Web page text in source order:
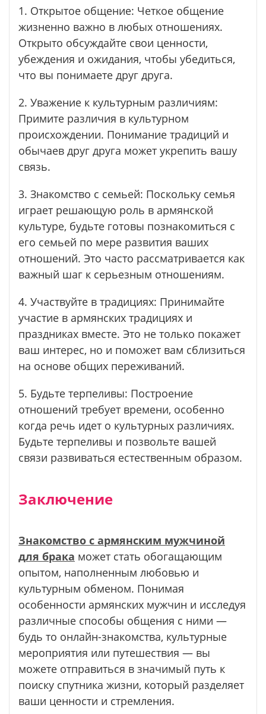
1. Открытое общение: Четкое общение
жизненно важно в любых отношениях.
Открыто обсуждайте свои ценности,
убеждения и ожидания, чтобы убедиться,
что вы понимаете друг друга.
2. Уважение к культурным различиям:
Примите различия в культурном
происхождении. Понимание традиций и
обычаев друг друга может укрепить вашу
связь.
3. Знакомство с семьей: Поскольку семья
играет решающую роль в армянской
культуре, будьте готовы познакомиться с
его семьей по мере развития ваших
отношений. Это часто рассматривается как
важный шаг к серьезным отношениям.
4. Участвуйте в традициях: Принимайте
участие в армянских традициях и
праздниках вместе. Это не только покажет
ваш интерес, но и поможет вам сблизиться
на основе общих переживаний.
5. Будьте терпеливы: Построение
отношений требует времени, особенно
когда речь идет о культурных различиях.
Будьте терпеливы и позвольте вашей
связи развиваться естественным образом.
Заключение
Знакомство с армянским мужчиной
для брака может стать обогащающим
опытом, наполненным любовью и
культурным обменом. Понимая
особенности армянских мужчин и исследуя
различные способы общения с ними —
будь то онлайн-знакомства, культурные
мероприятия или путешествия — вы
можете отправиться в значимый путь к
поиску спутника жизни, который разделяет
ваши ценности и стремления.